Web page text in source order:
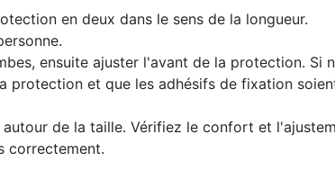
en deux dans le sens de la longueur.
ensuite ajuster l'avant de la protection. Si
protection et que les adhésifs de fixation
de la taille. Vérifiez le confort et
correctement.